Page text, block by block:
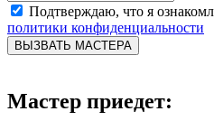
Подтверждаю, что я
политики конфиденциальности
ВЫЗВАТЬ МАСТЕРА
Мастер приедет: